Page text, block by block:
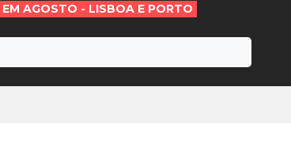
AGOSTO - LISBOA E PORTO